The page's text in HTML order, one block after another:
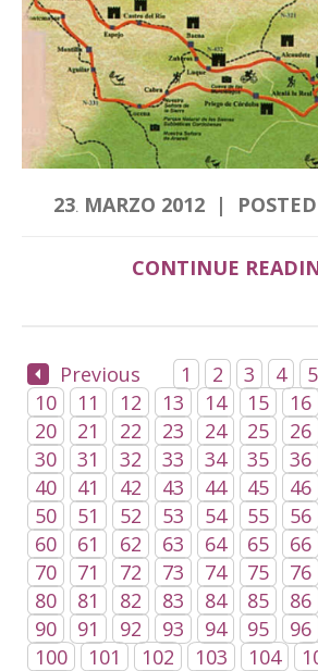
23. MARZO 2012
CONTINUE
Previous 1 2 3 4 5
10
11 12 13 14 15 16
20
21 22 23 24 25 26
30
31 32 33 34 35 36
40
41 42 43 44 45 46
50
51 52 53 54 55 56
60
61 62 63 64 65 66
70
71 72 73 74 75 76
80
81 82 83 84 85 86
90
91 92 93 94 95 96
100
101 102 103 104